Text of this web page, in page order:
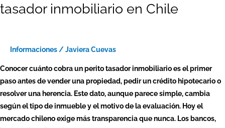
tasador inmobiliario en Chile
Informaciones /Javiera Cuevas
Conocer cuánto cobra un perito tasador inmobiliario es el primer
paso antes de vender una propiedad, pedir un crédito hipotecario o
resolver una herencia. Este dato, aunque parece simple, cambia
según el tipo de inmueble y el motivo de la evaluación. Hoy el
mercado chileno exige más transparencia que nunca. Los bancos,